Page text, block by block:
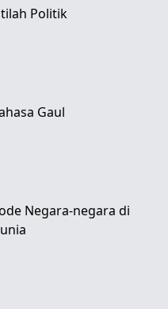
Politik
Gaul
Negara-negara di